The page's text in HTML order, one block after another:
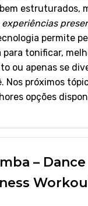
estruturados,
permite
para tonificar,
ou apenas se
Nos próximos
opções
– Dance